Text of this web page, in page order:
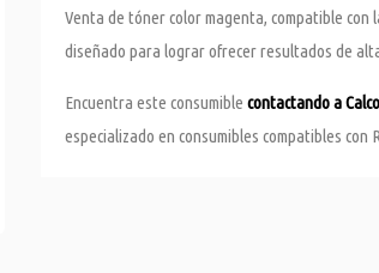
Venta de tóner color magenta, compatible con
diseñado para lograr ofrecer resultados de
Encuentra este consumible contactando a
especializado en consumibles compatibles con